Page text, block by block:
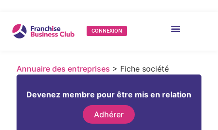
CONNEXION
Annuaire des entreprises > Fiche société
Devenez membre pour être mis en relation
Adhérer